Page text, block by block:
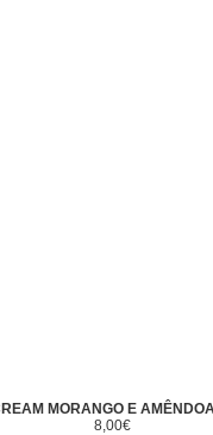
MORANGO E
8,00€